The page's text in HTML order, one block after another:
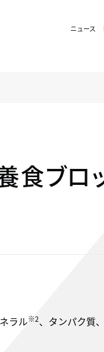
ニュース
食ブロ
ラル※2、タンパク質